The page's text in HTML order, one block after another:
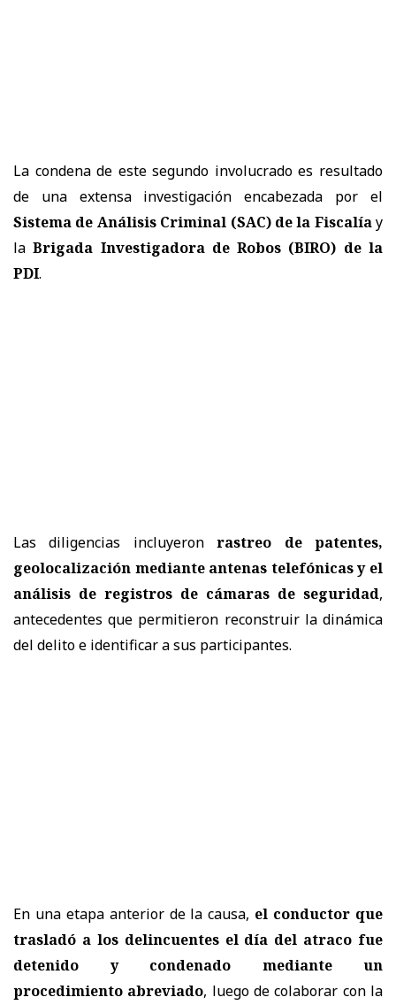
La condena de este segundo involucrado es resultado
de una extensa investigación encabezada por el
Sistema de Análisis Criminal (SAC) de la Fiscalíay
laBrigada Investigadora de Robos (BIRO) de la
PDI.
Las diligencias incluyeronrastreo de patentes,
geolocalización mediante antenas telefónicas y el
análisis de registros de cámaras de seguridad,
antecedentes que permitieron reconstruir la dinámica
del delito e identificar a sus participantes.
En una etapa anterior de la causa, el conductor que
trasladó a los delincuentes el día del atraco fue
detenido y condenado mediante un
procedimiento abreviado, luego de colaborar con la